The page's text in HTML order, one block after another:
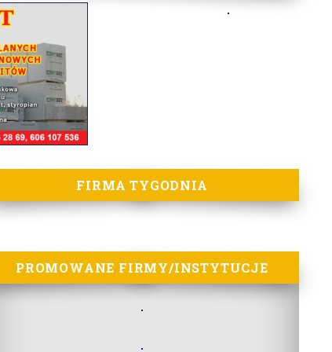
FIRMA TYGODNIA
PROMOWANE FIRMY/INSTYTUCJE